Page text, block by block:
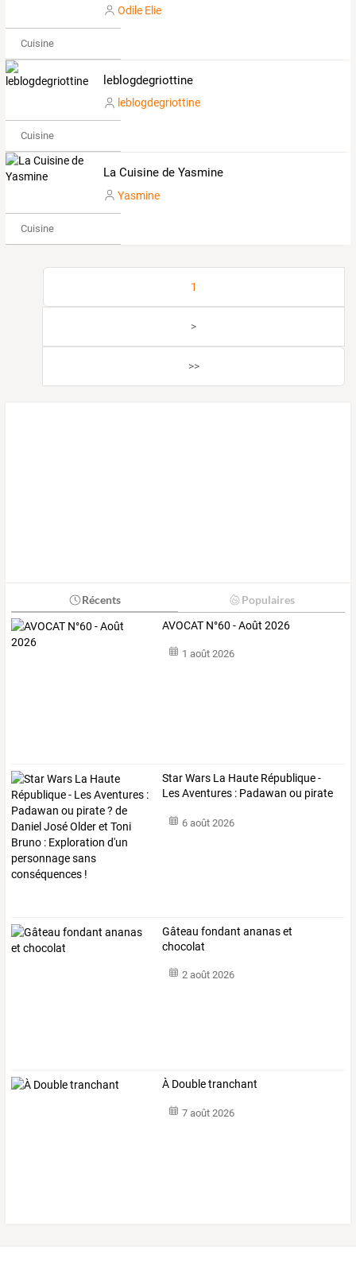
Odile Elie
Cuisine
leblogdegriottine
leblogdegriottine
Cuisine
La Cuisine de Yasmine
Yasmine
Cuisine
1
>
>>
Récents Populaires
AVOCAT N°60 - Août 2026
1 août 2026
StarWars La Haute République-
LesAventures : Padawan ou pirate
6 août 2026
Gâteau fondant ananas et
chocolat
2 août 2026
À Double tranchant
7 août 2026